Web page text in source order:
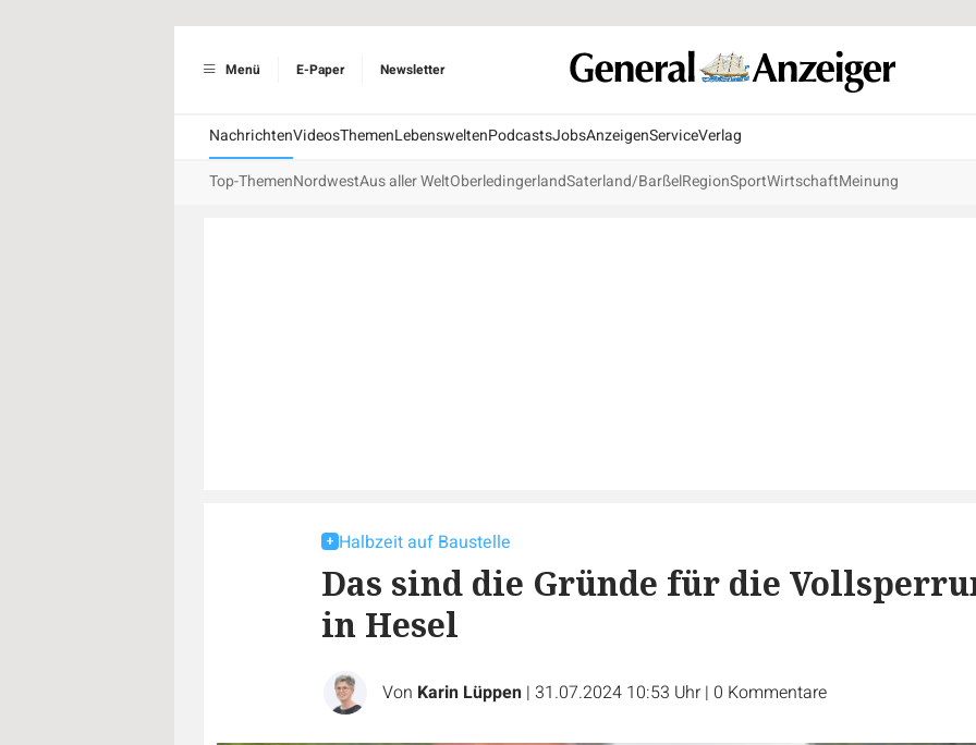
Menü E-Paper Newsletter
NachrichtenVideosThemenLebensweltenPodcastsJobsAnzeigenServiceVerlag
Top-ThemenNordwestAus aller WeltOberledingerlandSaterland/BarßelRegionSportWirtschaftMeinung
Halbzeit auf Baustelle
Das sind die Gründe für die
in Hesel
Von Karin Lüppen | 31.07.2024 10:53 Uhr | 0 Kommentare